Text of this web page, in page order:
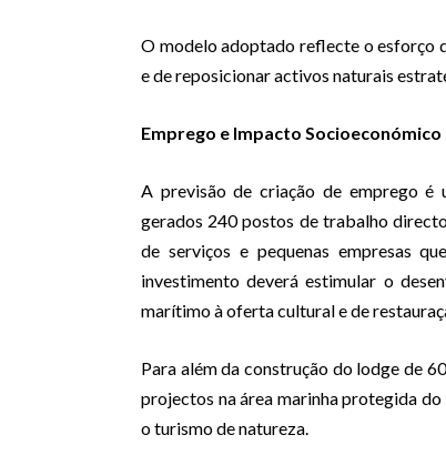
O modelo adoptado reflecte o esforço
e de reposicionar activos naturais
Emprego e Impacto
A previsão de criação de emprego é
gerados 240 postos de trabalho
de serviços e pequenas empresas
investimento deverá estimular o
marítimo à oferta cultural e de
Para além da construção do lodge de
projectos na área marinha protegida
o turismo de natureza.